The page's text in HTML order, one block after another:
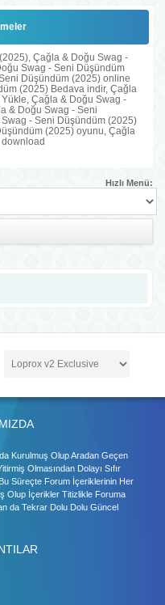
Çağla & Doğu Swag -
Swag - Seni Düşündüm
Düşündüm (2025) online
(2025) Bedava indir, Çağla
Çağla & Doğu Swag -
& Doğu Swag - Seni
- Seni Düşündüm (2025)
(2025) oyunu, Çağla
Hızlı Menü:
Kurulmuş Olup Aradan Geçen
Olmasından Dolayı Sıfır
Süreçte Forum İçeriklerinin Her
Olup İçerikler Titizlikle Foruma
da Tekrar Dolu Dolu Güncel